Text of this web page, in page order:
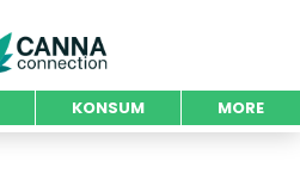
KONSUM MORE